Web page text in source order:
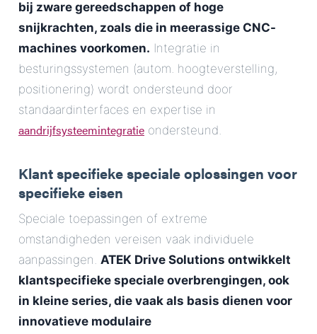
bij zware gereedschappen of hoge
snijkrachten, zoals die in meerassige CNC-
machines voorkomen. Integratie in
besturingssystemen (autom. hoogteverstelling,
positionering) wordt ondersteund door
standaardinterfaces en expertise in
aandrijfsysteemintegratie ondersteund.
Klant specifieke speciale oplossingen voor
specifieke eisen
Speciale toepassingen of extreme
omstandigheden vereisen vaak individuele
aanpassingen. ATEK Drive Solutions ontwikkelt
klantspecifieke speciale overbrengingen, ook
in kleine series, die vaak als basis dienen voor
innovatieve modulaire